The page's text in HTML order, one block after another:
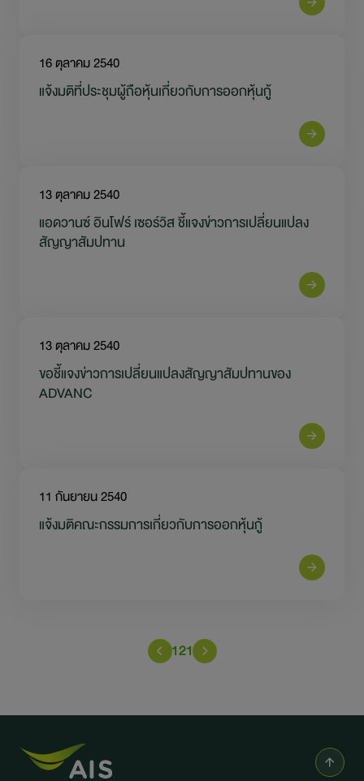
16 ตุลาคม 2540
แจ้งมติที่ประชุมผู้ถือหุ้นเกี่ยวกับการออกหุ้นกู้
13 ตุลาคม 2540
แอดวานซ์ อินโฟร์ เซอร์วิส ชี้แจงข่าวการเปลี่ยนแปลง
สัญญาสัมปทาน
13 ตุลาคม 2540
ขอชี้แจงข่าวการเปลี่ยนแปลงสัญญาสัมปทานของ
ADVANC
11 กันยายน 2540
แจ้งมติคณะกรรมการเกี่ยวกับการออกหุ้นกู้
121